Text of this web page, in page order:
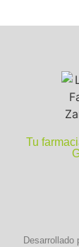
Tu
Desarrollado